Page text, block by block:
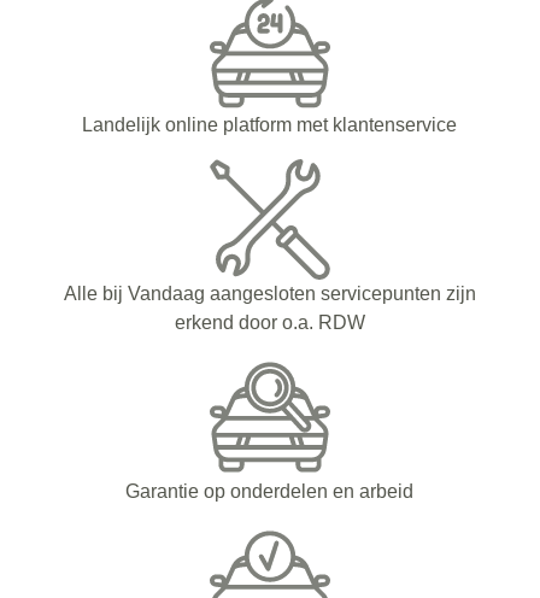
Landelijk online platform met klantenservice
Alle bij Vandaag aangesloten servicepunten zijn
erkend door o.a. RDW
Garantie op onderdelen en arbeid